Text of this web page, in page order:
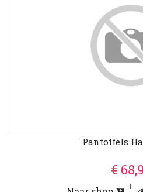
Pantoffels
€